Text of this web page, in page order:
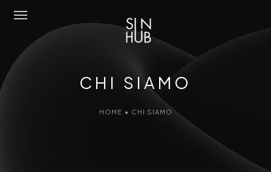
Sun Hub
CHI SIAMO
HOME • CHI SIAMO